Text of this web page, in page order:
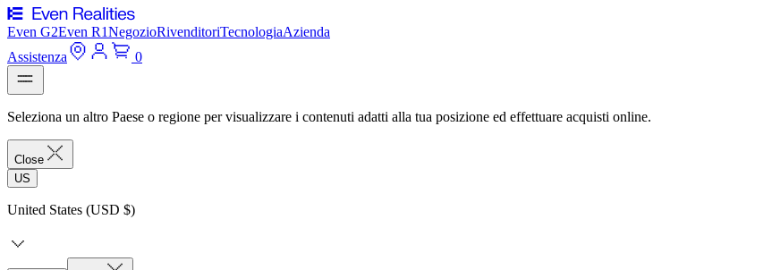
Even G2Even R1NegozioRivenditoriTecnologiaAzienda
Assistenza
0
Seleziona un altro Paese o regione per visualizzare i contenuti adatti alla tua posizione ed effettuare acquisti online.
Close
US
United States (USD $)